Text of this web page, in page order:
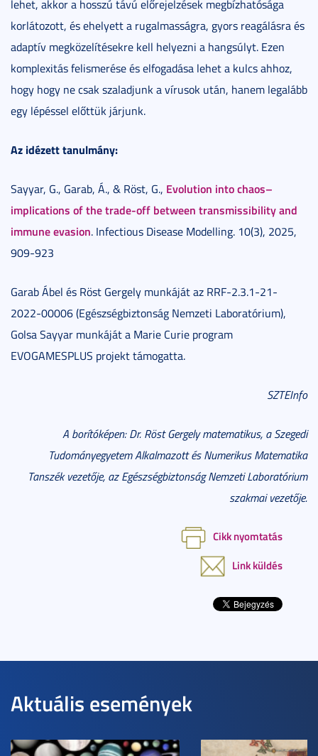
lehet, akkor a hosszú távú előrejelzések megbízhatósága
korlátozott, és ehelyett a rugalmasságra, gyors reagálásra és
adaptív megközelítésekre kell helyezni a hangsúlyt. Ezen
komplexitás felismerése és elfogadása lehet a kulcs ahhoz,
hogy hogy ne csak szaladjunk a vírusok után, hanem legalább
egy lépéssel előttük járjunk.
Az idézett tanulmány:
Sayyar, G., Garab, Á., & Röst, G., Evolution into chaos–
implications of the trade-off between transmissibility and
immune evasion. Infectious Disease Modelling. 10(3), 2025,
909-923
Garab Ábel és Röst Gergely munkáját az RRF-2.3.1-21-
2022-00006 (Egészségbiztonság Nemzeti Laboratórium),
Golsa Sayyar munkáját a Marie Curie program
EVOGAMESPLUS projekt támogatta.
SZTEInfo
A borítóképen: Dr. Röst Gergely matematikus, a Szegedi
Tudományegyetem Alkalmazott és Numerikus Matematika
Tanszék vezetője, az Egészségbiztonság Nemzeti Laboratórium
szakmai vezetője.
Cikk nyomtatás
Link küldés
Aktuális események